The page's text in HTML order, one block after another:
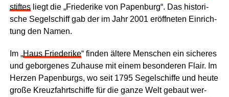
stif­tesliegt die „Frie­de­ri­ke von Papen­burg“. Das his­to­ri­
sche Segel­schiff gab der im Jahr 2001 eröff­ne­ten Ein­rich­
tung den Namen.
Im „Haus Frie­de­ri­ke“ fin­den älte­re Men­schen ein siche­res
und gebor­ge­nes Zuhau­se mit einem beson­de­ren Flair. Im
Her­zen Papen­burgs, wo seit 1795 Segel­schif­fe und heu­te
gro­ße Kreuz­fahrt­schif­fe für die gan­ze Welt gebaut wer­